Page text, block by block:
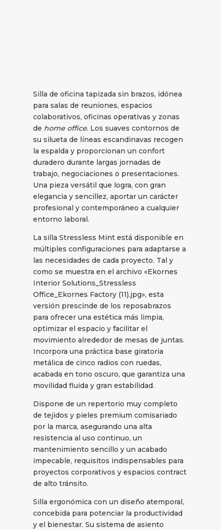
Silla de oficina tapizada sin brazos, idónea
para salas de reuniones, espacios
colaborativos, oficinas operativas y zonas
de home office. Los suaves contornos de
su silueta de líneas escandinavas recogen
la espalda y proporcionan un confort
duradero durante largas jornadas de
trabajo, negociaciones o presentaciones.
Una pieza versátil que logra, con gran
elegancia y sencillez, aportar un carácter
profesional y contemporáneo a cualquier
entorno laboral.
La silla Stressless Mint está disponible en
múltiples configuraciones para adaptarse a
las necesidades de cada proyecto. Tal y
como se muestra en el archivo «Ekornes
Interior Solutions_Stressless
Office_Ekornes Factory (11).jpg», esta
versión prescinde de los reposabrazos
para ofrecer una estética más limpia,
optimizar el espacio y facilitar el
movimiento alrededor de mesas de juntas.
Incorpora una práctica base giratoria
metálica de cinco radios con ruedas,
acabada en tono oscuro, que garantiza una
movilidad fluida y gran estabilidad.
Dispone de un repertorio muy completo
de tejidos y pieles premium comisariado
por la marca, asegurando una alta
resistencia al uso continuo, un
mantenimiento sencillo y un acabado
impecable, requisitos indispensables para
proyectos corporativos y espacios contract
de alto tránsito.
Silla ergonómica con un diseño atemporal,
concebida para potenciar la productividad
y el bienestar. Su sistema de asiento